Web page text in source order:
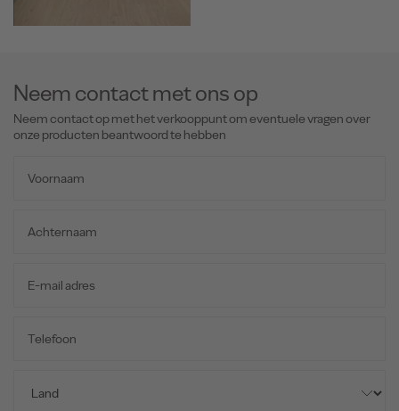
Neem contact met ons op
Neem contact op met het verkooppunt om eventuele vragen over
onze producten beantwoord te hebben